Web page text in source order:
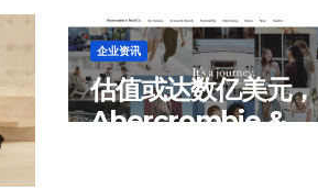
企业资讯
估值或达数亿美元，
Abercrombie &